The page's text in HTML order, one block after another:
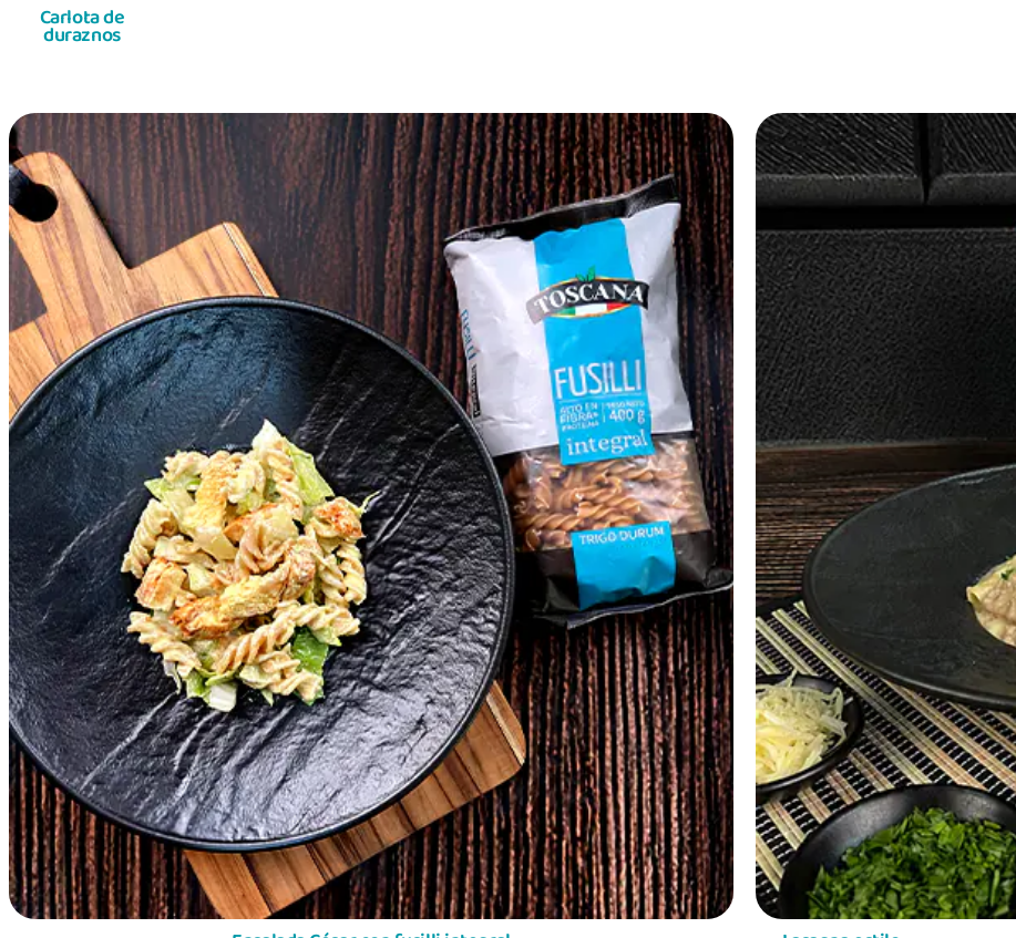
Carlota de
duraznos